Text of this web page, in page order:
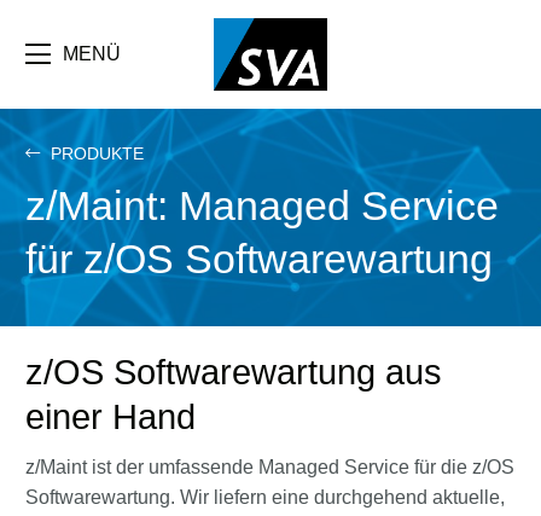
Inhalt
MENÜ
PRODUKTE
z/Maint: Managed Service
für z/OS Softwarewartung
z/OS Softwarewartung aus
einer Hand
z/Maint ist der umfassende Managed Service für die z/OS
Softwarewartung. Wir liefern eine durchgehend aktuelle,